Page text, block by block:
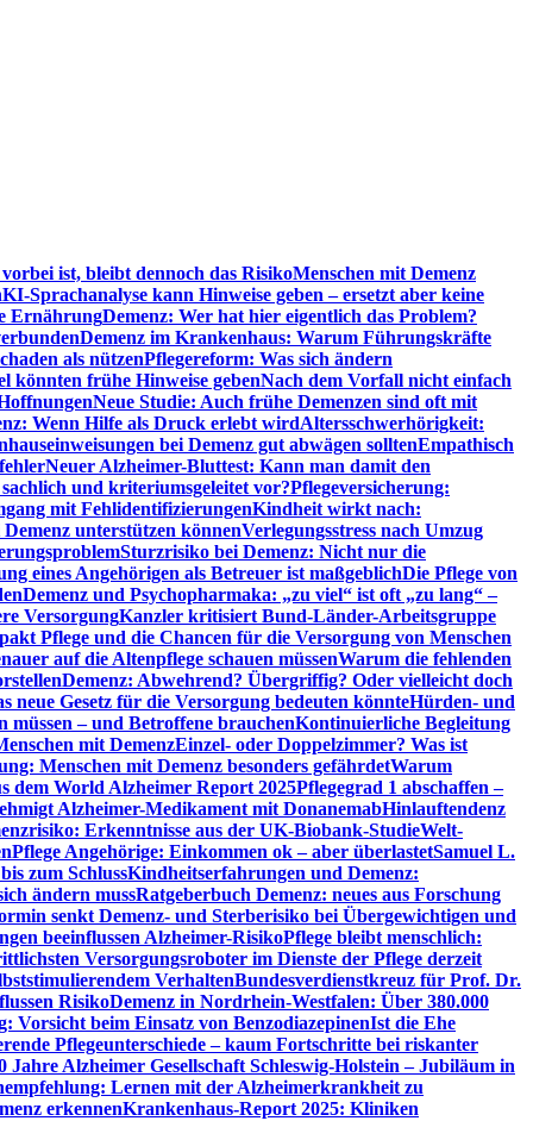
ist, bleibt dennoch das RisikoMenschen mit Demenz
KI-Sprachanalyse kann Hinweise geben – ersetzt aber keine
ErnährungDemenz: Wer hat hier eigentlich das Problem?
Demenz im Krankenhaus: Warum Führungskräfte
als nützenPflegereform: Was sich ändern
könnten frühe Hinweise gebenNach dem Vorfall nicht einfach
Neue Studie: Auch frühe Demenzen sind oft mit
Wenn Hilfe als Druck erlebt wirdAltersschwerhörigkeit:
bei Demenz gut abwägen solltenEmpathisch
Neuer Alzheimer-Bluttest: Kann man damit den
und kriteriumsgeleitet vor?Pflegeversicherung:
mit FehlidentifizierungenKindheit wirkt nach:
unterstützen könnenVerlegungsstress nach Umzug
Sturzrisiko bei Demenz: Nicht nur die
eines Angehörigen als Betreuer ist maßgeblichDie Pflege von
Demenz und Psychopharmaka: „zu viel“ ist oft „zu lang“ –
VersorgungKanzler kritisiert Bund-Länder-Arbeitsgruppe
Pflege und die Chancen für die Versorgung von Menschen
auf die Altenpflege schauen müssenWarum die fehlenden
Demenz: Abwehrend? Übergriffig? Oder vielleicht doch
neue Gesetz für die Versorgung bedeuten könnteHürden- und
– und Betroffene brauchenKontinuierliche Begleitung
mit DemenzEinzel- oder Doppelzimmer? Was ist
Menschen mit Demenz besonders gefährdetWarum
dem World Alzheimer Report 2025Pflegegrad 1 abschaffen –
Alzheimer-Medikament mit DonanemabHinlauftendenz
Erkenntnisse aus der UK-Biobank-StudieWelt-
Pflege Angehörige: Einkommen ok – aber überlastetSamuel L.
zum SchlussKindheitserfahrungen und Demenz:
ändern mussRatgeberbuch Demenz: neues aus Forschung
senkt Demenz- und Sterberisiko bei Übergewichtigen und
beeinflussen Alzheimer-RisikoPflege bleibt menschlich:
Versorgungsroboter im Dienste der Pflege derzeit
VerhaltenBundesverdienstkreuz für Prof. Dr.
RisikoDemenz in Nordrhein-Westfalen: Über 380.000
Vorsicht beim Einsatz von BenzodiazepinenIst die Ehe
Pflegeunterschiede – kaum Fortschritte bei riskanter
Jahre Alzheimer Gesellschaft Schleswig-Holstein – Jubiläum in
Lernen mit der Alzheimerkrankheit zu
erkennenKrankenhaus-Report 2025: Kliniken